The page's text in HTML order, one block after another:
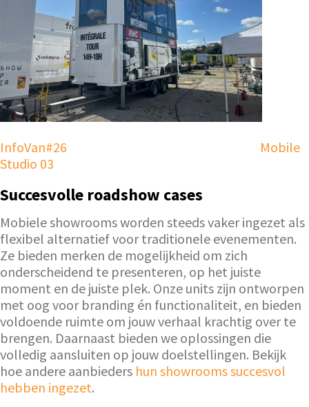
InfoVan#26
Mobile
Studio 03
Succesvolle roadshow cases
Mobiele showrooms worden steeds vaker ingezet als
flexibel alternatief voor traditionele evenementen.
Ze bieden merken de mogelijkheid om zich
onderscheidend te presenteren, op het juiste
moment en de juiste plek. Onze units zijn ontworpen
met oog voor branding én functionaliteit, en bieden
voldoende ruimte om jouw verhaal krachtig over te
brengen. Daarnaast bieden we oplossingen die
volledig aansluiten op jouw doelstellingen. Bekijk
hoe andere aanbieders hun showrooms succesvol
hebben ingezet.